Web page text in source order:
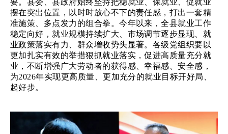
要。 县委、县政府始终坚持把稳就业、保就业、促就业
摆在突出位置，以时时放心不下的责任感，打出一套精
准施策、多点发力的组合拳。今年以来，全县就业工作
稳定向好，就业规模持续扩大、市场调节逐步显现、就
业政策落实有力、群众增收势头显著。各级党组织要以
更加扎实有效的举措狠抓就业落实，促进高质量充分就
业，不断增强广大劳动者的获得感、幸福感、安全感，
为2026年实现更高质量、更加充分的就业目标开好局、
起好步。